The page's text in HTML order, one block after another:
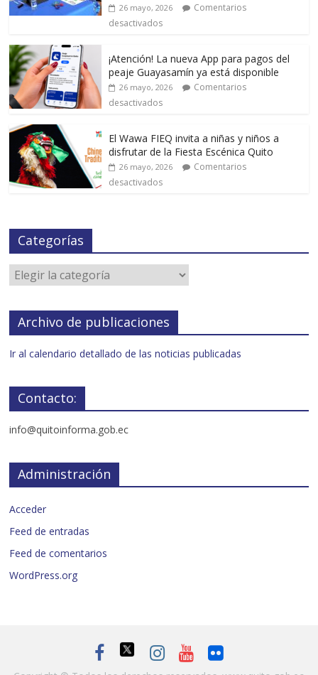
26 mayo, 2026
Comentarios
desactivados
¡Atención! La nueva App para pagos del
peaje Guayasamín ya está disponible
26 mayo, 2026
Comentarios
desactivados
El Wawa FIEQ invita a niñas y niños a
disfrutar de la Fiesta Escénica Quito
26 mayo, 2026
Comentarios
desactivados
Categorías
Archivo de publicaciones
Ir al calendario detallado de las noticias publicadas
Contacto:
info@quitoinforma.gob.ec
Administración
Acceder
Feed de entradas
Feed de comentarios
WordPress.org